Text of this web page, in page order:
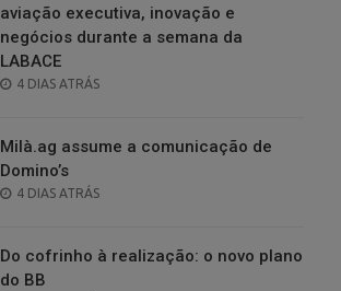
aviação executiva, inovação e
negócios durante a semana da
LABACE
POSTED
4 DIAS ATRÁS
Milà.ag assume a comunicação de
Domino’s
POSTED
4 DIAS ATRÁS
Do cofrinho à realização: o novo plano
do BB